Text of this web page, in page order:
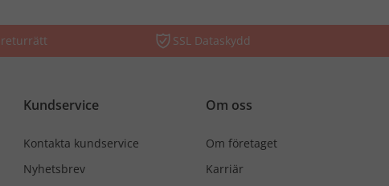
returrätt SSL Dataskydd
Kundservice
Kontakta kundservice
Nyhetsbrev
Om oss
Om företaget
Karriär